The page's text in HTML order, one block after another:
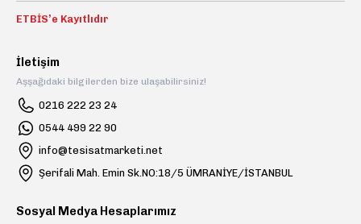
ETBİS’e Kayıtlıdır
İletişim
Aşşağıdaki bilgilerden bize ulaşabilirsiniz!
0216 222 23 24
0544 499 22 90
info@tesisatmarketi.net
Şerifali Mah. Emin Sk.NO:18/5 ÜMRANİYE/İSTANBUL
Sosyal Medya Hesaplarımız